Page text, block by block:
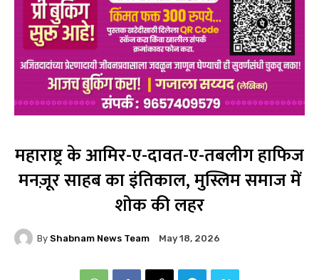
महाराष्ट्र के आमिर-ए-दावत-ए-तबलीग हाफिज
मनज़ूर साहब का इंतिकाल, मुस्लिम समाज में
शोक की लहर
By Shabnam News Team May 18, 2026